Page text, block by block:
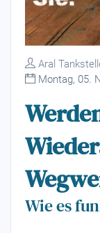
Aral
Montag, 05.
Wie es